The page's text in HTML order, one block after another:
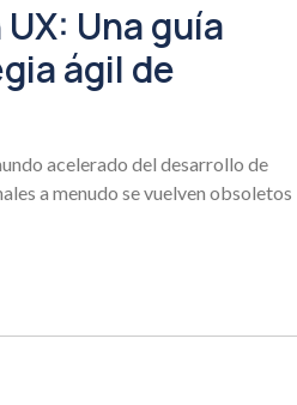
Una guía
ágil de
acelerado del desarrollo de
a menudo se vuelven obsoletos